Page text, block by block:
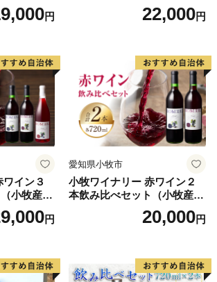
のこだわりの逸品など豊富な返礼品を揃
のまちづくりへ、皆さまからの応援をお
。
円 22,000円
イン３
小牧産ぶ
円
愛知県小牧市
小牧ワイナリー 赤ワイン２
本飲み比べセット（小牧産ぶ
どう100％使用）20,000円